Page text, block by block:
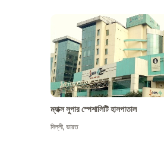
ম্যাক্স সুপার স্পেশালিটি হাসপাতাল
দিল্লী,ভারত